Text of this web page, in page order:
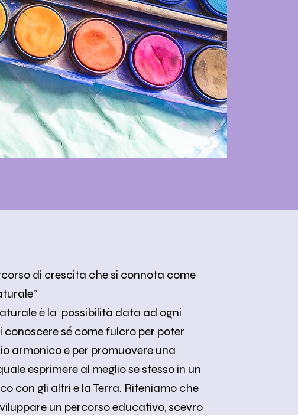
di crescita che si connota come
è la possibilità data ad ogni
conoscere sé come fulcro per poter
armonico e per promuovere una
esprimere al meglio se stesso in un
con gli altri e la Terra. Riteniamo che
un percorso educativo, scevro